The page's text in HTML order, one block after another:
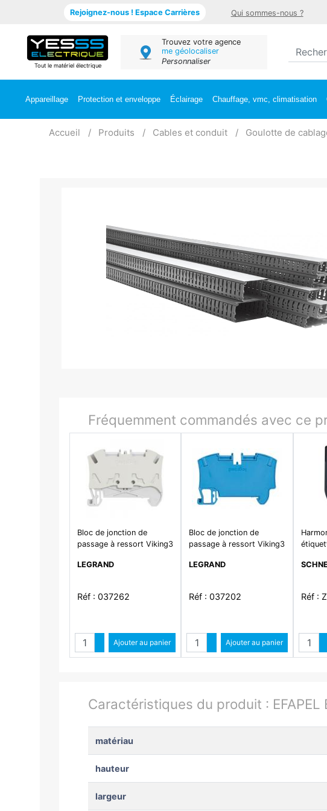
Rejoignez-nous ! Espace Carrières Qui sommes-nous ?
Tout le matériel électrique
Trouvez votre agence
me géolocaliser
Personnaliser
Appareillage Protection et enveloppe Éclairage Chauffage, vmc, climatisation
Accueil Produits Cables et conduit Goulotte de
Fréquemment commandés avec ce
Bloc de jonction de
passage à ressort Viking3
conducteurs 1 entrée 1
LEGRAND
Réf : 037262
Quantité
Augmenter quantité
Diminuer quantité
Ajouter au panier
Bloc de jonction de
passage à ressort Viking3
conducteurs 1 entrée 1
LEGRAND
Réf : 037202
Quantité
Augmenter quantité
Diminuer quantité
Ajouter au panier
8x27 -
Réf :
Caractéristiques du produit :
matériau
hauteur
largeur